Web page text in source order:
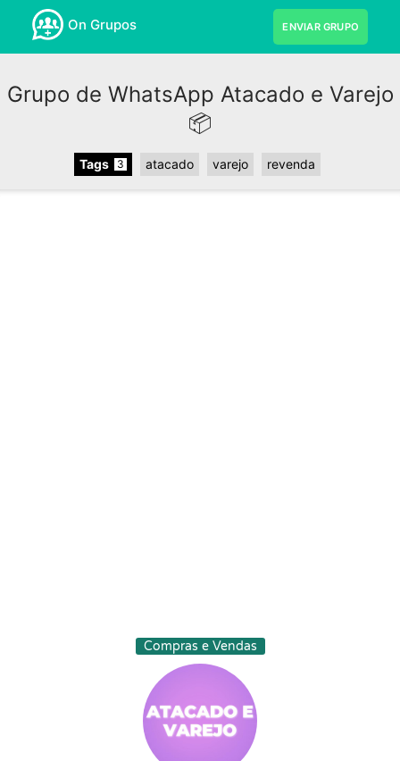
On Grupos ENVIAR GRUPO
Grupo de WhatsApp Atacado e Varejo
📦
Tags 3 atacado varejo revenda
Compras e Vendas